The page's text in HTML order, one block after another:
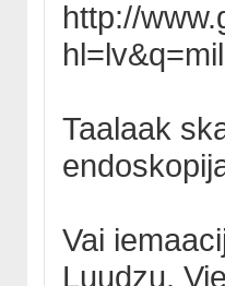
http://
Taalaak
Vai
Luudzu.